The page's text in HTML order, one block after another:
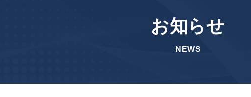
お知らせ
NEWS